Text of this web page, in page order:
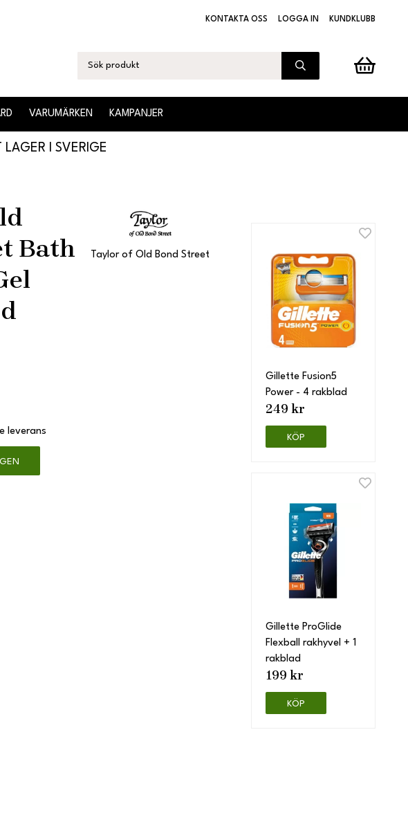
KONTAKTA OSS LOGGA IN KUNDKLUBB
VARUMÄRKEN KAMPANJER
I SVERIGE
Bath
Taylor of Old Bond Street
leverans
Gillette Fusion5
Power - 4 rakblad
249 kr
KÖP
Gillette ProGlide
Flexball rakhyvel + 1
rakblad
199 kr
KÖP